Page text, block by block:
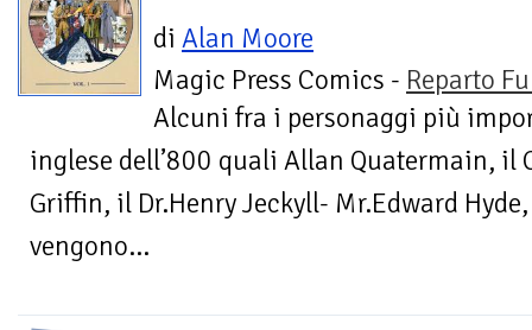
di Alan Moore
Magic Press Comics - Reparto
Alcuni fra i personaggi più
inglese dell’800 quali Allan Quatermain, il
Griffin, il Dr.Henry Jeckyll- Mr.Edward
vengono...